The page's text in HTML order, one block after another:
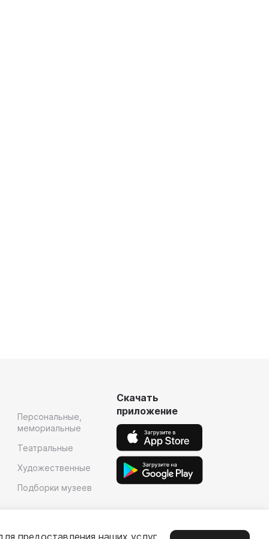
Персональные,
мемориальные
Театральные
Художественные
Подборки музеев
Скачать
приложение
предоставления наших услуг